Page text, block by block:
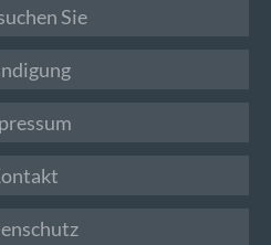
Sie